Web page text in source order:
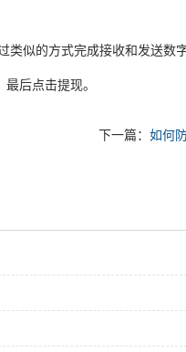
似的方式完成接收和发送数字
后点击提现。
下一篇： 如何